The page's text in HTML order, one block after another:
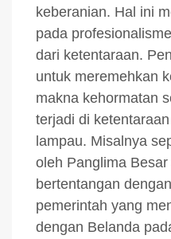
keberanian. Hal ini
pada
dari ketentaraan.
untuk meremehkan
makna kehormatan
terjadi di
lampau. Misalnya
oleh Panglima
bertentangan
pemerintah yang
dengan Belanda